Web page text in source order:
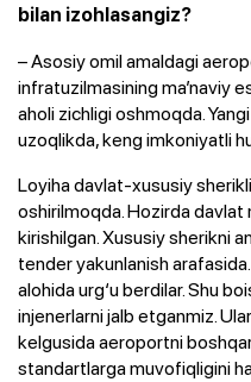
bilan izohlasangiz?
– Asosiy omil amaldagi
infratuzilmasining ma’naviy
aholi zichligi oshmoqda.
uzoqlikda, keng imkoniyatli
Loyiha davlat-xususiy
oshirilmoqda. Hozirda
kirishilgan. Xususiy sherikni
tender yakunlanish
alohida urg‘u berdilar. Shu
injenerlarni jalb etganmiz.
kelgusida aeroportni
standartlarga muvofiqligini